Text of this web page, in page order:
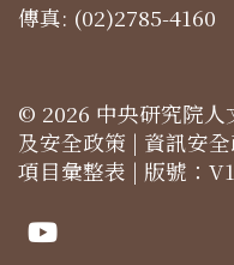
傳真: (02)2785-4160
© 2026 中央研究院人
及安全政策 | 資訊安
項目彙整表 | 版號：
Youtube